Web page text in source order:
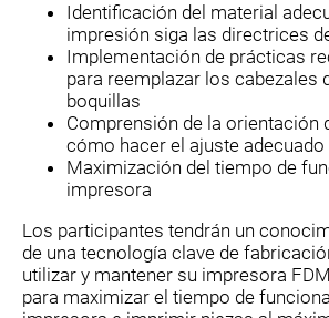
Identificación del material
impresión siga las directrices
Implementación de prácticas
para reemplazar los cabezales
boquillas
Comprensión de la orientación
cómo hacer el ajuste
Maximización del tiempo de
impresora
Los participantes tendrán un
de una tecnología clave de
utilizar y mantener su impresora
para maximizar el tiempo de